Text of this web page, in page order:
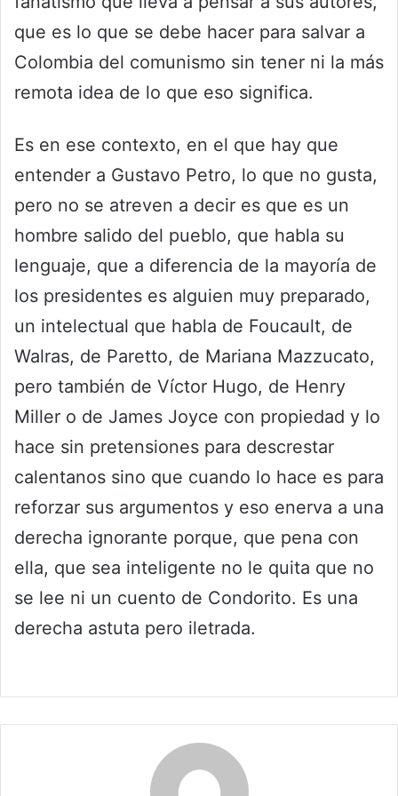
que es lo que se debe hacer para salvar a
Colombia del comunismo sin tener ni la más
remota idea de lo que eso significa.
Es en ese contexto, en el que hay que
entender a Gustavo Petro, lo que no gusta,
pero no se atreven a decir es que es un
hombre salido del pueblo, que habla su
lenguaje, que a diferencia de la mayoría de
los presidentes es alguien muy preparado,
un intelectual que habla de Foucault, de
Walras, de Paretto, de Mariana Mazzucato,
pero también de Víctor Hugo, de Henry
Miller o de James Joyce con propiedad y lo
hace sin pretensiones para descrestar
calentanos sino que cuando lo hace es para
reforzar sus argumentos y eso enerva a una
derecha ignorante porque, que pena con
ella, que sea inteligente no le quita que no
se lee ni un cuento de Condorito. Es una
derecha astuta pero iletrada.